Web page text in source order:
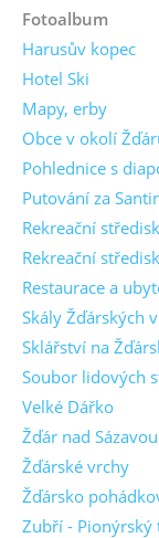
Fotoalbum
Harusův kopec
Hotel Ski
Mapy, erby
Obce v okolí
Pohlednice s
Putování za
Rekreační
Rekreační
Restaurace a
Skály Žďárských
Sklářství na
Soubor lidových
Velké Dářko
Žďár nad Sázavou
Žďárské vrchy
Žďársko
Zubří -